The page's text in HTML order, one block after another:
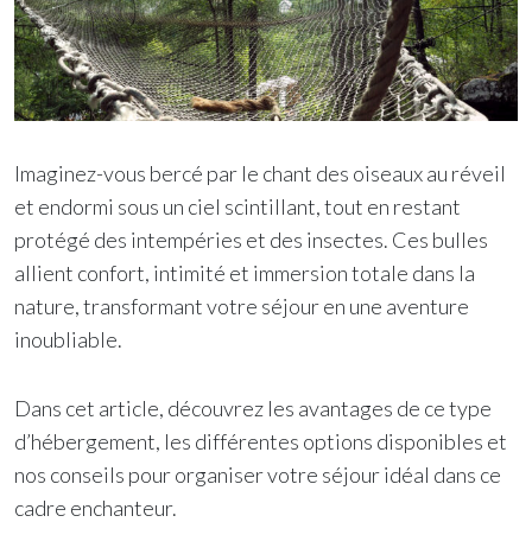
Imaginez-vous bercé par le chant des oiseaux au réveil
et endormi sous un ciel scintillant, tout en restant
protégé des intempéries et des insectes. Ces bulles
allient confort, intimité et immersion totale dans la
nature, transformant votre séjour en une aventure
inoubliable.
Dans cet article, découvrez les avantages de ce type
d’hébergement, les différentes options disponibles et
nos conseils pour organiser votre séjour idéal dans ce
cadre enchanteur.